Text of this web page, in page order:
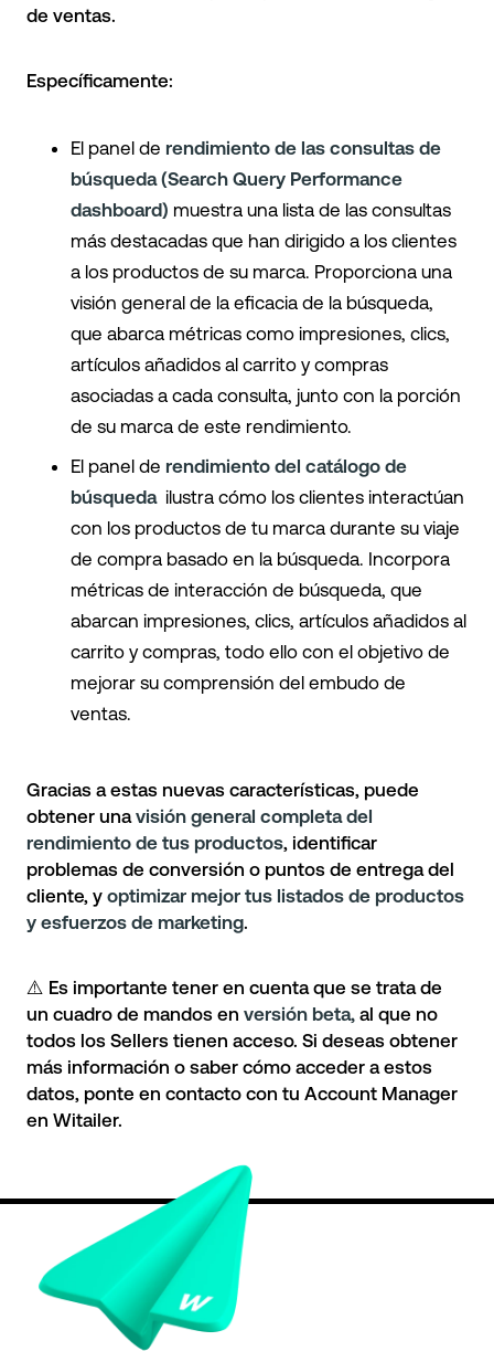
de ventas.
Específicamente:
El panel de rendimiento de las consultas de
búsqueda (Search Query Performance
dashboard) muestra una lista de las consultas
más destacadas que han dirigido a los clientes
a los productos de su marca. Proporciona una
visión general de la eficacia de la búsqueda,
que abarca métricas como impresiones, clics,
artículos añadidos al carrito y compras
asociadas a cada consulta, junto con la porción
de su marca de este rendimiento.
El panel de rendimiento del catálogo de
búsqueda ilustra cómo los clientes interactúan
con los productos de tu marca durante su viaje
de compra basado en la búsqueda. Incorpora
métricas de interacción de búsqueda, que
abarcan impresiones, clics, artículos añadidos al
carrito y compras, todo ello con el objetivo de
mejorar su comprensión del embudo de
ventas.
Gracias a estas nuevas características, puede
obtener unavisión general completa del
rendimiento de tus productos, identificar
problemas de conversión o puntos de entrega del
cliente, y optimizar mejor tus listados de productos
y esfuerzos de marketing.
⚠️ Es importante tener en cuenta que se trata de
un cuadro de mandos en versión beta, al que no
todos los Sellers tienen acceso. Si deseas obtener
más información o saber cómo acceder a estos
datos, ponte en contacto con tu Account Manager
en Witailer.